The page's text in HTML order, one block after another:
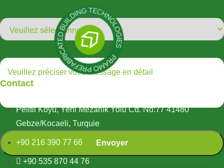
Contact
Pelitli Köyü, Yeni Mezarlık Yolu Cd. No:77 41480
Gebze/Kocaeli, Turquie
+90 216 390 77 66
+90 535 870 44 76